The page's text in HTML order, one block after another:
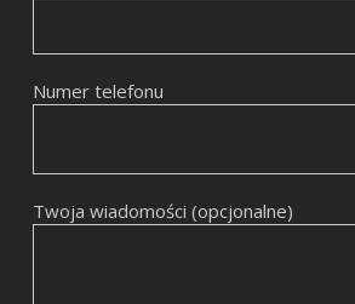
Numer telefonu
Twoja wiadomości (opcjonalne)